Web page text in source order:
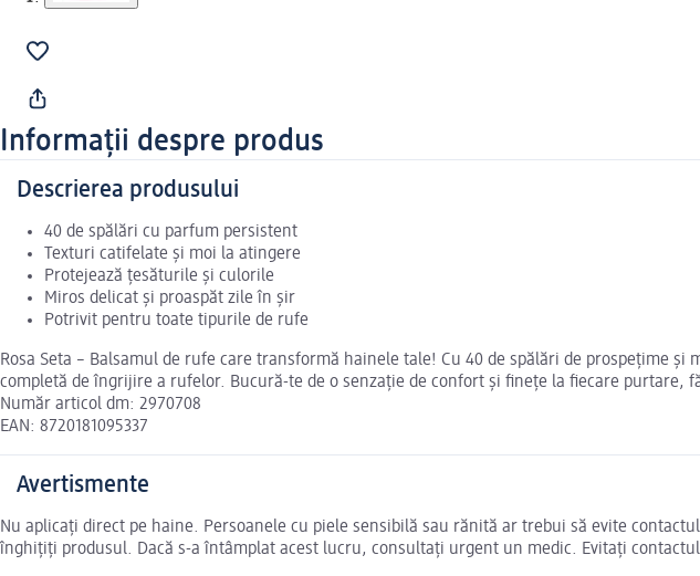
Informații despre produs
Descrierea produsului
40 de spălări cu parfum persistent
Texturi catifelate și moi la atingere
Protejează țesăturile și culorile
Miros delicat și proaspăt zile în șir
Potrivit pentru toate tipurile de rufe
Rosa Seta – Balsamul de rufe care transformă hainele tale! Cu 40 de spălări de prospețime
completă de îngrijire a rufelor. Bucură-te de o senzație de confort și finețe la fiecare purtare,
Număr articol dm: 2970708
EAN: 8720181095337
Avertismente
Nu aplicați direct pe haine. Persoanele cu piele sensibilă sau rănită ar trebui să evite
înghiţiţi produsul. Dacă s-a întâmplat acest lucru, consultaţi urgent un medic. Evitaţi